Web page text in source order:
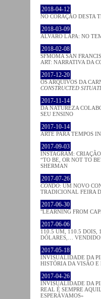
2018-04-12
NO CORAÇÂO DESTA
2018-03-09
ÁLVARO LAPA: NO
2018-02-08
SFMOMA SAN
ART: NARRATIVA DA
2017-12-20
OS ARQUIVOS DA
CONSTRUCTED
2017-11-14
DA NATUREZA
SEU ENSINO
2017-10-14
ARTE PARA TEMPOS
2017-09-03
INSTAGRAM:
“TO BE, OR NOT TO
SHERMAN
2017-07-26
CONDO: UM NOVO
TRADICIONAL FEIRA
2017-06-30
"LEARNING FROM
2017-06-06
110.5 UM, 110.5 DOIS,
DÓLARES,…
2017-05-18
INVISUALIDADE DA
HISTÓRIA DA VISÃO E
2017-04-26
INVISUALIDADE DA
REAL É SEMPRE
ESPERÁVAMOS»